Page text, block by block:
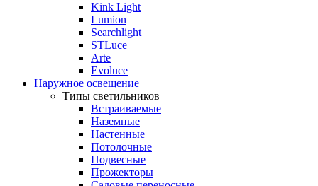
Kink Light
Lumion
Searchlight
STLuce
Arte
Evoluce
Наружное освещение
Типы светильников
Встраиваемые
Наземные
Настенные
Потолочные
Подвесные
Прожекторы